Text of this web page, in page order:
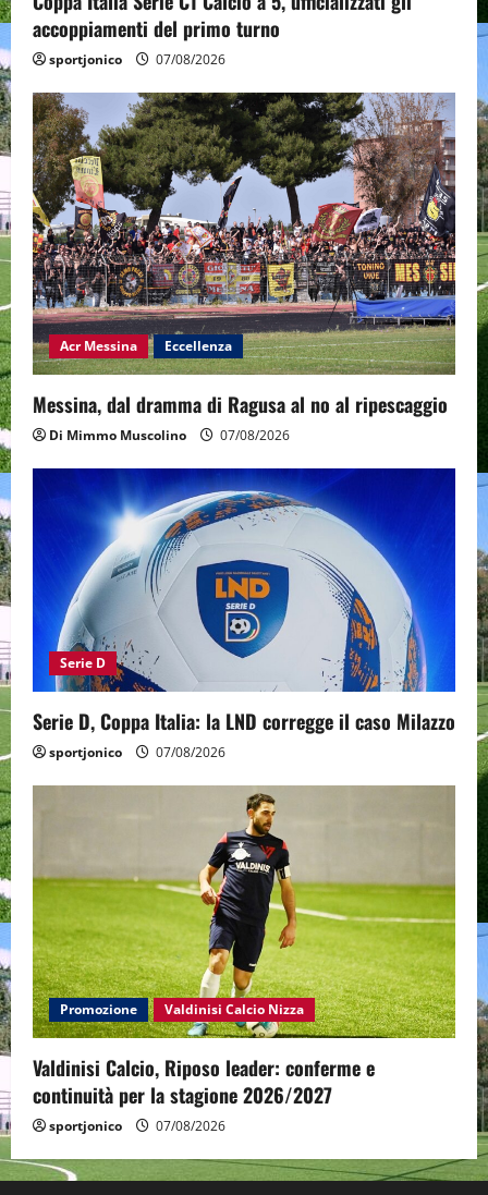
accoppiamenti del primo turno
sportjonico 07/08/2026
Acr Messina Eccellenza
Messina, dal dramma di Ragusa al no al ripescaggio
Di Mimmo Muscolino 07/08/2026
Serie D
Serie D, Coppa Italia: la LND corregge il caso Milazzo
sportjonico 07/08/2026
Promozione Valdinisi Calcio Nizza
Valdinisi Calcio, Riposo leader: conferme e
continuità per la stagione 2026/2027
sportjonico 07/08/2026